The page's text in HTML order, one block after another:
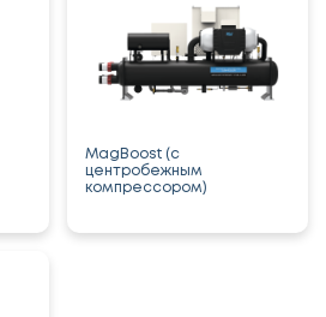
MagBoost (с
центробежным
компрессором)